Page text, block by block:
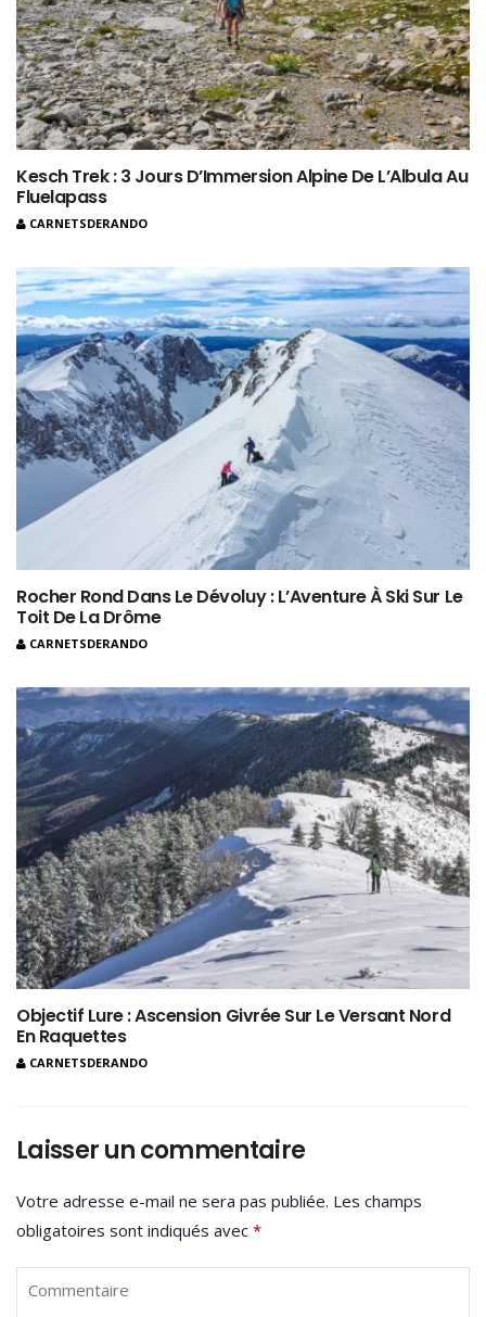
Kesch Trek : 3 Jours D’Immersion Alpine De L’Albula Au
Fluelapass
CARNETSDERANDO
Rocher Rond Dans Le Dévoluy : L’Aventure À Ski Sur Le
Toit De La Drôme
CARNETSDERANDO
Objectif Lure : Ascension Givrée Sur Le Versant Nord
En Raquettes
CARNETSDERANDO
Laisser un commentaire
Votre adresse e-mail ne sera pas publiée. Les champs
obligatoires sont indiqués avec *